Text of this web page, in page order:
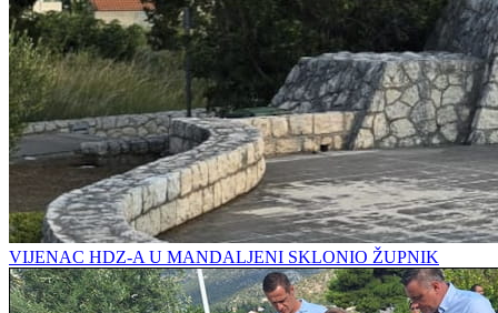
VIJENAC HDZ-A U MANDALJENI SKLONIO ŽUPNIK